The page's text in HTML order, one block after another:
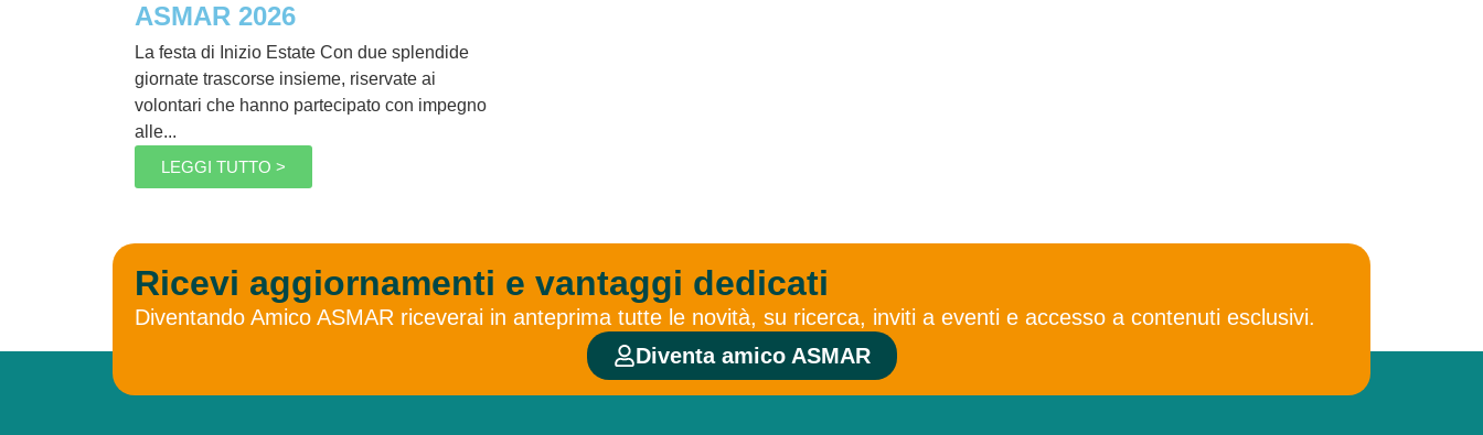
ASMAR 2026
La festa di Inizio Estate Con due splendide
giornate trascorse insieme, riservate ai
volontari che hanno partecipato con impegno
alle...
LEGGI TUTTO >
Ricevi aggiornamenti e vantaggi dedicati
Diventando Amico ASMAR riceverai in anteprima tutte le novità, su ricerca, inviti a eventi e accesso a contenuti esclusivi.
Diventa amico ASMAR